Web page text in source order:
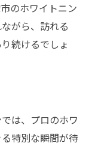
のホワイトニン
がら、訪れる
続けるでしょ
は、プロのホワ
特別な瞬間が待